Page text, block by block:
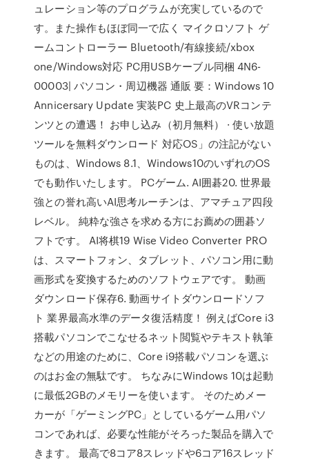
ュレーション等のプログラムが充実しているので
す。また操作もほぼ同一で広く マイクロソフト ゲ
ームコントローラー Bluetooth/有線接続/xbox
one/Windows対応 PC用USBケーブル同梱 4N6-
00003| パソコン・周辺機器 通販 要：Windows 10
Annicersary Update 実装PC 史上最高のVRコンテ
ンツとの遭遇！ お申し込み（初月無料） · 使い放題
ツールを無料ダウンロード 対応OS」の注記がない
ものは、Windows 8.1、Windows10のいずれのOS
でも動作いたします。 PCゲーム. AI囲碁20. 世界最
強との誉れ高いAI思考ルーチンは、アマチュア四段
レベル。 純粋な強さを求める方にお薦めの囲碁ソ
フトです。 AI将棋19 Wise Video Converter PRO
は、スマートフォン、タブレット、パソコン用に動
画形式を変換するためのソフトウェアです。 動画
ダウンロード保存6. 動画サイトダウンロードソフ
ト 業界最高水準のデータ復活精度！ 例えばCore i3
搭載パソコンでこなせるネット閲覧やテキスト執筆
などの用途のために、Core i9搭載パソコンを選ぶ
のはお金の無駄です。 ちなみにWindows 10は起動
に最低2GBのメモリーを使います。 そのためメー
カーが「ゲーミングPC」としているゲーム用パソ
コンであれば、必要な性能がそろった製品を購入で
きます。 最高で8コア8スレッドや6コア16スレッド